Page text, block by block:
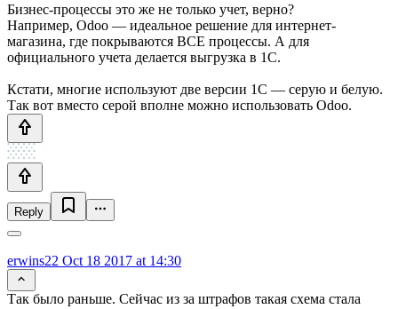
Бизнес-процессы это же не только учет, верно?
Например, Odoo — идеальное решение для интернет-
магазина, где покрываются ВСЕ процессы. А для
официального учета делается выгрузка в 1С.
Кстати, многие используют две версии 1С — серую и белую.
Так вот вместо серой вполне можно использовать Odoo.
Reply
erwins22 Oct 18 2017 at 14:30
Так было раньше. Сейчас из за штрафов такая схема стала